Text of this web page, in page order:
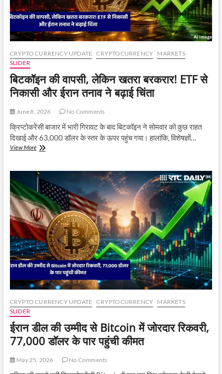
CRYPTO CURRENCY UPDATE CRYPTOCURRENCY
MARKETS
SLIDER
बिटकॉइन की वापसी, लेकिन खतरा बरकरार! ETF से
निकासी और ईरान तनाव ने बढ़ाई चिंता
June 8, 2026 No Comments
क्रिप्टोकरेंसी बाजार में भारी गिरावट के बाद बिटकॉइन ने सोमवार को कुछ राहत
दिखाई और 63,000 डॉलर के स्तर के ऊपर पहुंच गया। हालांकि, विशेषज्ञों…
View Moreबिटकॉइन
लेकिन
खतरा
बरकरार!
ETF
से
निकासी
और
ईरान
तनाव
ने
बढ़ाई
CRYPTO CURRENCY UPDATE CRYPTOCURRENCY
MARKETS
SLIDER
ईरान डील की उम्मीद से Bitcoin में जोरदार रिकवरी,
77,000 डॉलर के पार पहुंची कीमत
May 25, 2026 No Comments